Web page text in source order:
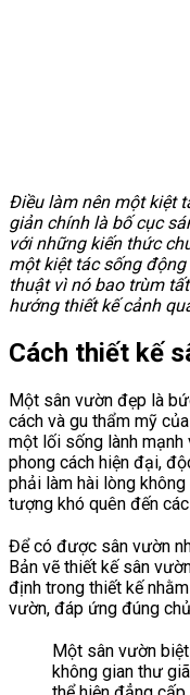
Điều làm nên một kiệt
giản chính là bố cục
với những kiến thức
một kiệt tác sống
thuật vì nó bao trùm
hướng thiết kế cảnh
Cách thiết kế
Một sân vườn đẹp là
cách và gu thẩm mỹ
một lối sống lành mạnh
phong cách hiện đại,
phải làm hài lòng
tượng khó quên đến
Để có được sân vườn
Bản vẽ thiết kế sân
định trong thiết kế
vườn, đáp ứng đúng
Một sân vườn
không gian thư